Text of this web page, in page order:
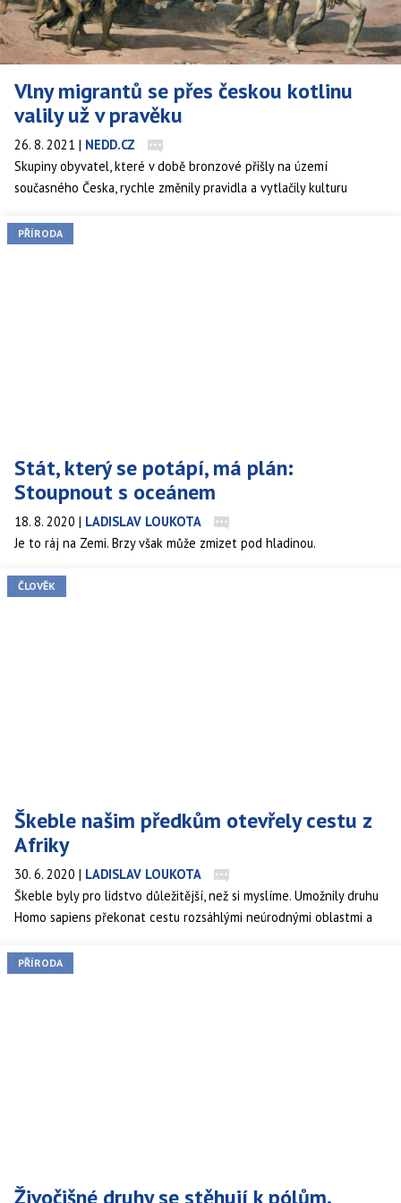
Vlny migrantů se přes českou kotlinu
valily už v pravěku
26. 8. 2021 | NEDD.CZ
Skupiny obyvatel, které v době bronzové přišly na území
současného Česka, rychle změnily pravidla a vytlačily kulturu
pravěkých lidí.
PŘÍRODA
Stát, který se potápí, má plán:
Stoupnout s oceánem
18. 8. 2020 | LADISLAV LOUKOTA
Je to ráj na Zemi. Brzy však může zmizet pod hladinou.
ČLOVĚK
Škeble našim předkům otevřely cestu z
Afriky
30. 6. 2020 | LADISLAV LOUKOTA
Škeble byly pro lidstvo důležitější, než si myslíme. Umožnily druhu
Homo sapiens překonat cestu rozsáhlými neúrodnými oblastmi a
PŘÍRODA
Živočišné druhy se stěhují k pólům.